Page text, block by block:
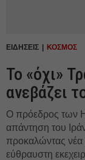
ΕΙΔΗΣΕΙΣ ΚΟΣΜΟΣ
Το «όχι»
ανεβάζει
Ο πρόεδρος των
απάντηση του
προκαλώντας νέα
εύθραυστη